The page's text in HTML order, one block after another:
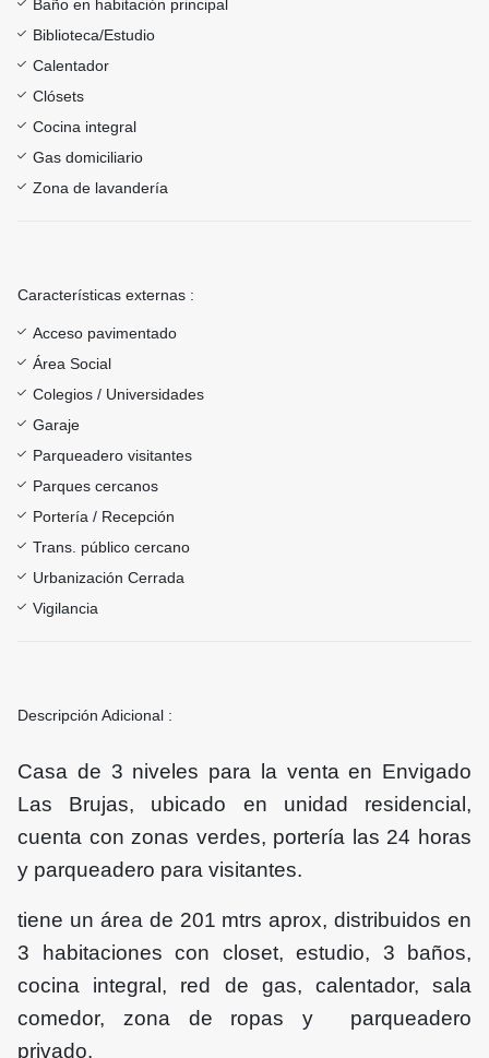
Baño en habitación principal
Biblioteca/Estudio
Calentador
Clósets
Cocina integral
Gas domiciliario
Zona de lavandería
Características externas :
Acceso pavimentado
Área Social
Colegios / Universidades
Garaje
Parqueadero visitantes
Parques cercanos
Portería / Recepción
Trans. público cercano
Urbanización Cerrada
Vigilancia
Descripción Adicional :
Casa de 3 niveles para la venta en Envigado
Las Brujas, ubicado en unidad residencial,
cuenta con zonas verdes, portería las 24 horas
y parqueadero para visitantes.
tiene un área de 201 mtrs aprox, distribuidos en
3 habitaciones con closet, estudio, 3 baños,
cocina integral, red de gas, calentador, sala
comedor, zona de ropas y parqueadero
privado.